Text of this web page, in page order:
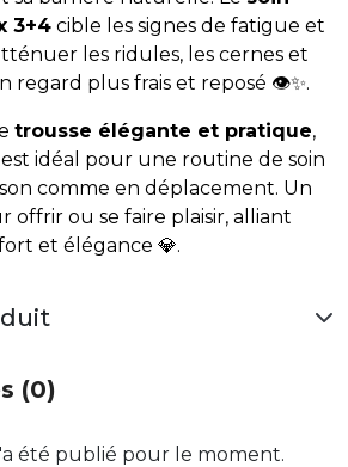
3+4 cible les signes de fatigue et
les ridules, les cernes et
regard plus frais et reposé 👁️✨.
trousse élégante et pratique,
est idéal pour une routine de soin
comme en déplacement. Un
offrir ou se faire plaisir, alliant
et élégance 💎.
(0)
été publié pour le moment.